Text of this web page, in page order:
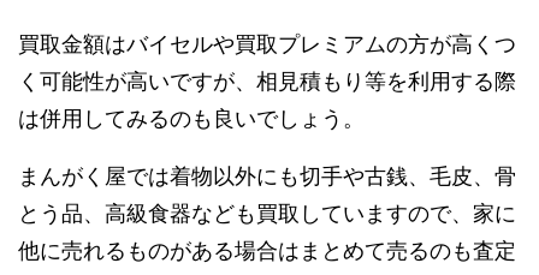
買取金額はバイセルや買取プレミアムの方が高くつ
く可能性が高いですが、相見積もり等を利用する際
は併用してみるのも良いでしょう。
まんがく屋では着物以外にも切手や古銭、毛皮、骨
とう品、高級食器なども買取していますので、家に
他に売れるものがある場合はまとめて売るのも査定